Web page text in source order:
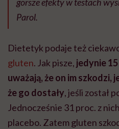
Parol.
Dietetyk podaje też
gluten. Jak pisze, jedynie
uważają, że on im szkodzi,
że go dostały, jeśli został
Jednocześnie 31 proc. z
placebo. Zatem gluten